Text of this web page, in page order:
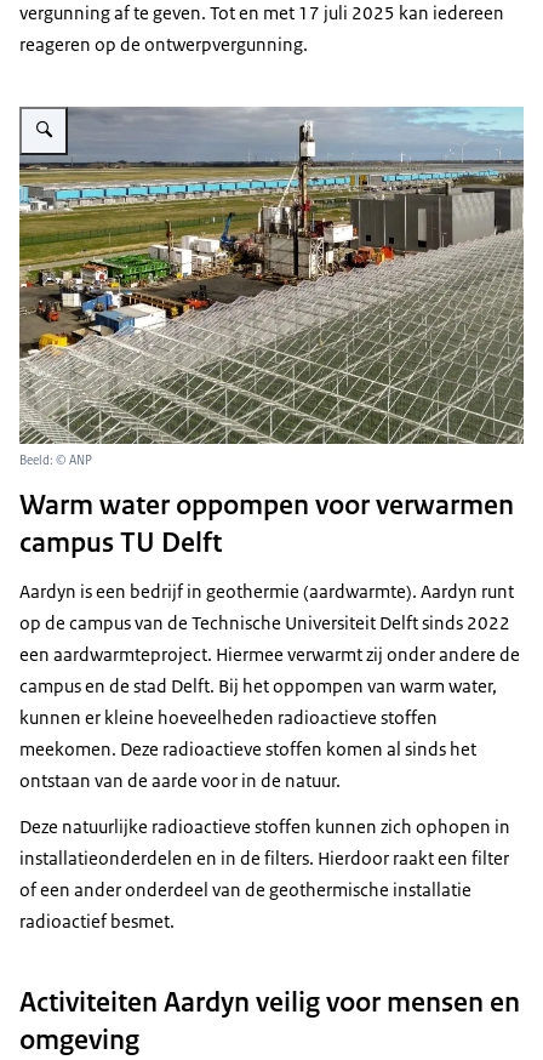
vergunning af te geven. Tot en met 17 juli 2025 kan iedereen
reageren op de ontwerpvergunning.
Vergroot afbeelding installatie voor geothermie aardwarmte
Beeld: © ANP
Warm water oppompen voor verwarmen
campus TU Delft
Aardyn is een bedrijf in geothermie (aardwarmte). Aardyn runt
op de campus van de Technische Universiteit Delft sinds 2022
een aardwarmteproject. Hiermee verwarmt zij onder andere de
campus en de stad Delft. Bij het oppompen van warm water,
kunnen er kleine hoeveelheden radioactieve stoffen
meekomen. Deze radioactieve stoffen komen al sinds het
ontstaan van de aarde voor in de natuur.
Deze natuurlijke radioactieve stoffen kunnen zich ophopen in
installatieonderdelen en in de filters. Hierdoor raakt een filter
of een ander onderdeel van de geothermische installatie
radioactief besmet.
Activiteiten Aardyn veilig voor mensen en
omgeving